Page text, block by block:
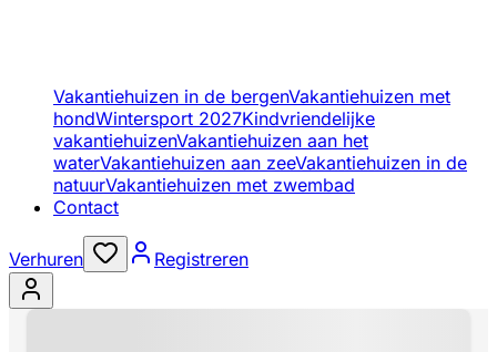
Vakantiehuizen in de bergenVakantiehuizen met
hondWintersport 2027Kindvriendelijke
vakantiehuizenVakantiehuizen aan het
waterVakantiehuizen aan zeeVakantiehuizen in de
natuurVakantiehuizen met zwembad
Contact
Verhuren Registreren